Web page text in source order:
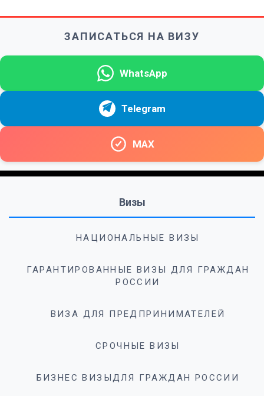
ЗАПИСАТЬСЯ НА ВИЗУ
WhatsApp
Telegram
MAX
Визы
НАЦИОНАЛЬНЫЕ ВИЗЫ
ГАРАНТИРОВАННЫЕ ВИЗЫ ДЛЯ ГРАЖДАН
РОССИИ
ВИЗА ДЛЯ ПРЕДПРИНИМАТЕЛЕЙ
СРОЧНЫЕ ВИЗЫ
БИЗНЕС ВИЗЫДЛЯ ГРАЖДАН РОССИИ